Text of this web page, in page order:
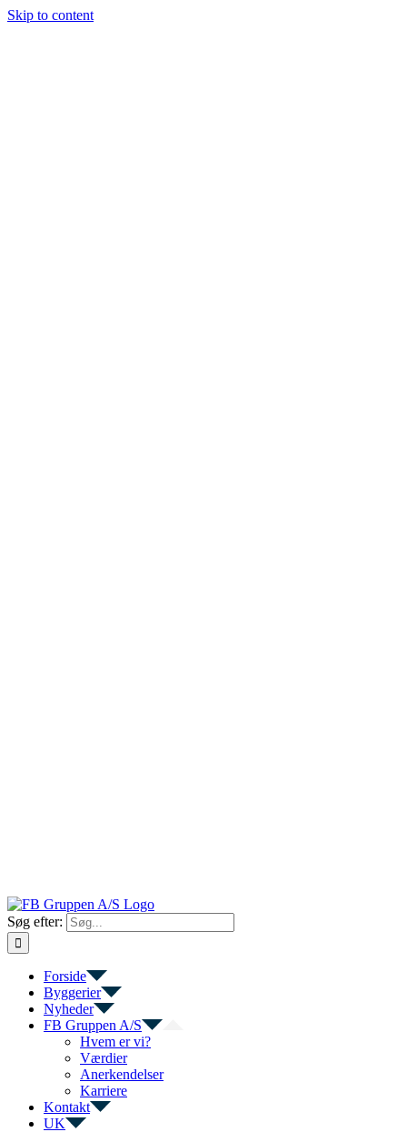
Skip to content
Søg efter:
Forside
Byggerier
Nyheder
FB Gruppen A/S
Hvem er vi?
Værdier
Anerkendelser
Karriere
Kontakt
UK